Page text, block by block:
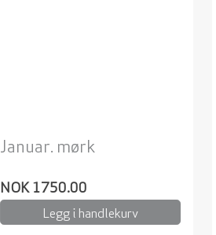
Januar. mørk
NOK 1750.00
Legg i handlekurv